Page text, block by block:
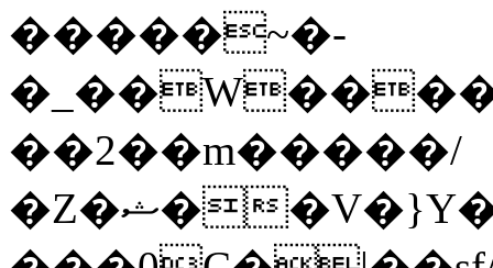
�����~�-
��2��m�����/
�Z�ޝ��V�}Y�I�ծ�O�����S��]z��w��7�޷�����h���u��7w.ϻ���8X��ͮ�����W�dm�Jߜ��q/>?